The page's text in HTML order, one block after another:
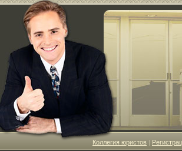
Коллегия юристов |